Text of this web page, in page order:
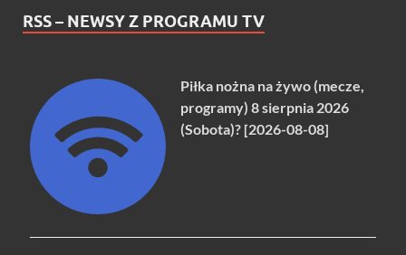
RSS – NEWSY Z PROGRAMU TV
Piłka nożna na żywo (mecze,
programy) 8 sierpnia 2026
(Sobota)? [2026-08-08]